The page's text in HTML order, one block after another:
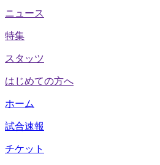
ニュース
特集
スタッツ
はじめての方へ
ホーム
試合速報
チケット